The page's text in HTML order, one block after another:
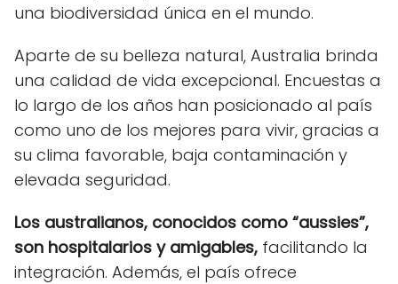
una biodiversidad única en el mundo.
Aparte de su belleza natural, Australia brinda
una calidad de vida excepcional. Encuestas a
lo largo de los años han posicionado al país
como uno de los mejores para vivir, gracias a
su clima favorable, baja contaminación y
elevada seguridad.
Los australianos, conocidos como “aussies”,
son hospitalarios y amigables, facilitando la
integración. Además, el país ofrece